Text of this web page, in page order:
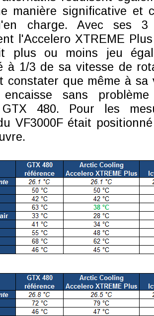
manière significative et
charge. Avec ses 3
l'Accelero XTREME
plus ou moins jeu
à 1/3 de sa vitesse de
constater que même à sa
encaisse sans
GTX 480. Pour les
VF3000F était